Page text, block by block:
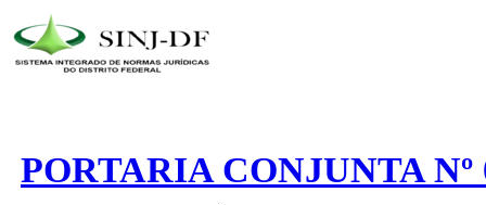
PORTARIA CONJUNTA